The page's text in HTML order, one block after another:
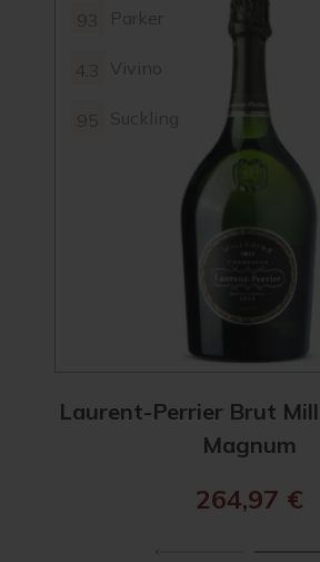
Parker
Vivino
Suckling
Laurent-Perrier Brut
Magnum
264,97 €